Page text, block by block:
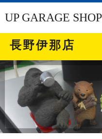
UP GARAGE
長野伊那店